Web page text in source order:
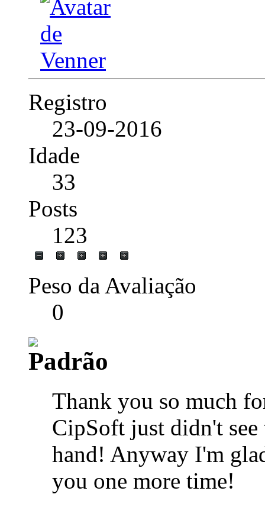
Registro
23-09-2016
Idade
33
Posts
123
Peso da Avaliação
0
Thank you so much
CipSoft just didn't
hand! Anyway I'm
you one more time!